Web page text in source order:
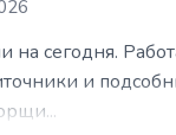
на сегодня.
и